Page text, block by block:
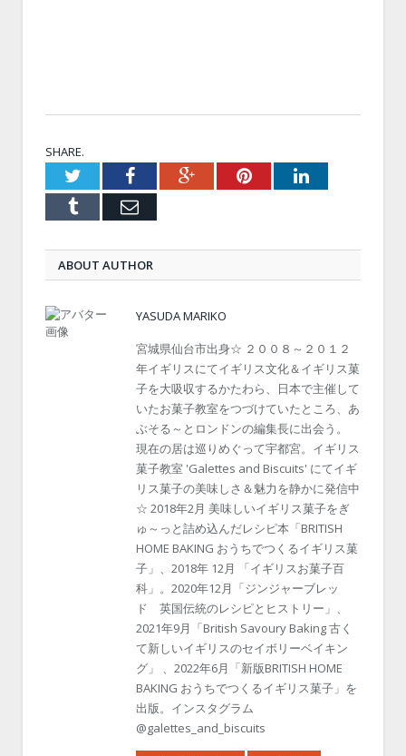
SHARE.
TwitterFacebookGoogle+PinterestLinkedIn
Tumblr Email
ABOUT AUTHOR
YASUDA MARIKO
宮城県仙台市出身☆ ２００８～２０１２
年イギリスにてイギリス文化＆イギリス菓
子を大吸収するかたわら、日本で主催して
いたお菓子教室をつづけていたところ、あ
ぶそる～とロンドンの編集長に出会う。
現在の居は巡りめぐって宇都宮。イギリス
菓子教室 'Galettes and Biscuits' にてイギ
リス菓子の美味しさ＆魅力を静かに発信中
☆ 2018年2月 美味しいイギリス菓子をぎ
ゅ～っと詰め込んだレシピ本「BRITISH
HOME BAKING おうちでつくるイギリス菓
子」、2018年 12月 「イギリスお菓子百
科」。2020年12月「ジンジャーブレッ
ド 英国伝統のレシピとヒストリー」、
2021年9月「British Savoury Baking 古く
て新しいイギリスのセイボリーベイキン
グ」 、2022年6月「新版BRITISH HOME
BAKING おうちでつくるイギリス菓子」を
出版。インスタグラム
@galettes_and_biscuits